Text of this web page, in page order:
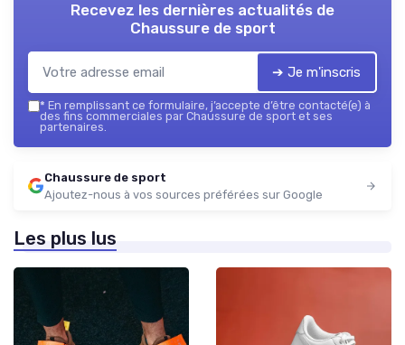
Recevez les dernières actualités de
Chaussure de sport
➔ Je m'inscris
* En remplissant ce formulaire, j’accepte d’être contacté(e) à
des fins commerciales par Chaussure de sport et ses
partenaires.
Chaussure de sport
Ajoutez-nous à vos sources préférées sur Google
Les plus lus